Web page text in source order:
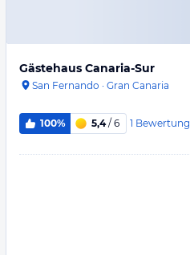
Gästehaus Canaria-Sur
San Fernando · Gran Canaria
100% 5,4/ 6 1 Bewertung